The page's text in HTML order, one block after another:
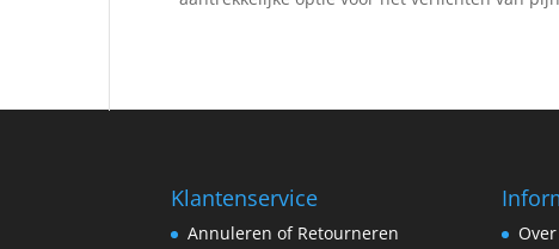
Klantenservice
Annuleren of Retourneren Over